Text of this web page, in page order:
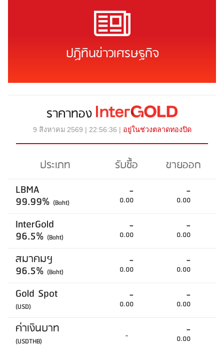
ปฏิทินข่าวเศรษฐกิจ
ราคาทอง
9 สิงหาคม 2569 | 22:56:36 | อยู่ในช่วงตลาดทองปิด
ประเภท รับซื้อ
ขายออก
LBMA
99.99% (Baht)
-
0.00
-
0.00
InterGold
96.5% (Baht)
-
0.00
-
0.00
สมาคมฯ
96.5% (Baht)
-
0.00
-
0.00
Gold Spot
(USD)
-
0.00
-
0.00
ค่าเงินบาท
(USDTHB) - -
0.00